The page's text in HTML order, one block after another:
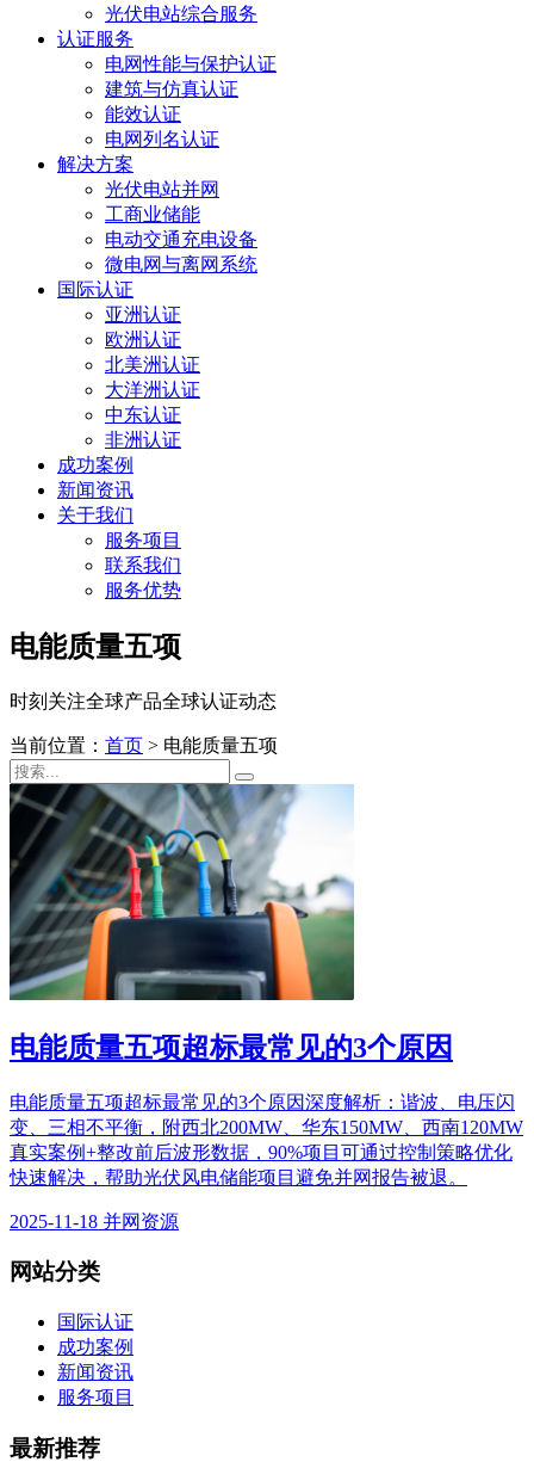
光伏电站综合服务
认证服务
电网性能与保护认证
建筑与仿真认证
能效认证
电网列名认证
解决方案
光伏电站并网
工商业储能
电动交通充电设备
微电网与离网系统
国际认证
亚洲认证
欧洲认证
北美洲认证
大洋洲认证
中东认证
非洲认证
成功案例
新闻资讯
关于我们
服务项目
联系我们
服务优势
电能质量五项
时刻关注全球产品全球认证动态
当前位置： 首页 > 电能质量五项
电能质量五项超标最常见的3个原因
电能质量五项超标最常见的3个原因深度解析：谐波、电压闪
变、三相不平衡，附西北200MW、华东150MW、西南120MW
真实案例+整改前后波形数据，90%项目可通过控制策略优化
快速解决，帮助光伏风电储能项目避免并网报告被退。
2025-11-18 并网资源
网站分类
国际认证
成功案例
新闻资讯
服务项目
最新推荐